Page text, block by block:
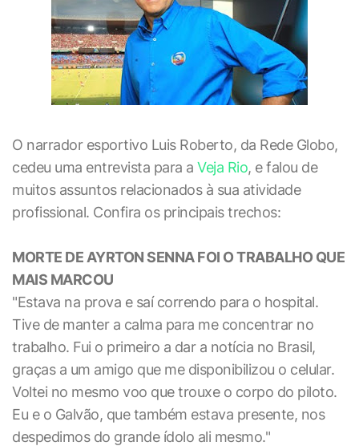
O narrador esportivo Luis Roberto, da Rede Globo,
cedeu uma entrevista para a Veja Rio, e falou de
muitos assuntos relacionados à sua atividade
profissional. Confira os principais trechos:
MORTE DE AYRTON SENNA FOI O TRABALHO QUE
MAIS MARCOU
"Estava na prova e saí correndo para o hospital.
Tive de manter a calma para me concentrar no
trabalho. Fui o primeiro a dar a notícia no Brasil,
graças a um amigo que me disponibilizou o celular.
Voltei no mesmo voo que trouxe o corpo do piloto.
Eu e o Galvão, que também estava presente, nos
despedimos do grande ídolo ali mesmo."